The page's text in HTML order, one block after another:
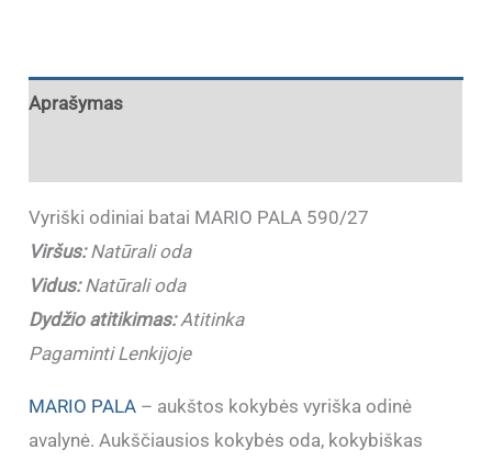
Aprašymas
Vyriški odiniai batai MARIO PALA 590/27
Viršus:Natūrali oda
Vidus:Natūrali oda
Dydžio atitikimas:Atitinka
Pagaminti Lenkijoje
MARIO PALA – aukštos kokybės vyriška odinė
avalynė. Aukščiausios kokybės oda, kokybiškas